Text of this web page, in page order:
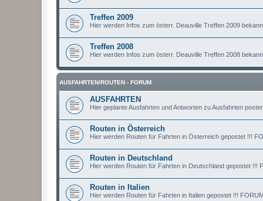
Treffen 2009
Hier werden Infos zum österr. Deauville Treffen 2009
Treffen 2008
Hier werden Infos zum österr. Deauville Treffen 2008
AUSFAHRTEN/ROUTEN - FORUM
AUSFAHRTEN
Hier geplante Ausfahrten und Antworten zu Ausfahrten
Routen in Österreich
Hier werden Routen für Fahrten in Österreich gepostet !!!
Routen in Deutschland
Hier werden Routen für Fahrten in Deutschland gepostet !!!
Routen in Italien
Hier werden Routen für Fahrten in Italien gepostet !!!